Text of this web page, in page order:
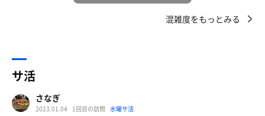
混雑度をもっとみる
サ活
さなぎ
2023.01.04 1回目の訪問 水曜サ活